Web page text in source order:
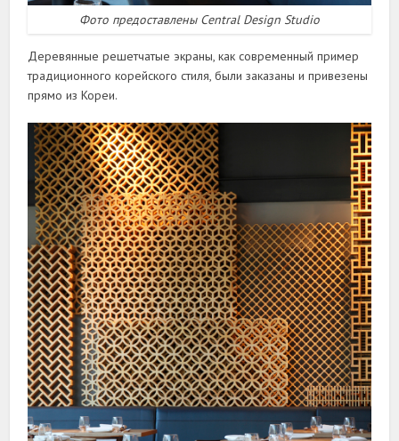
Фото предоставлены Central Design Studio
Деревянные решетчатые экраны, как современный пример
традиционного корейского стиля, были заказаны и привезены
прямо из Кореи.